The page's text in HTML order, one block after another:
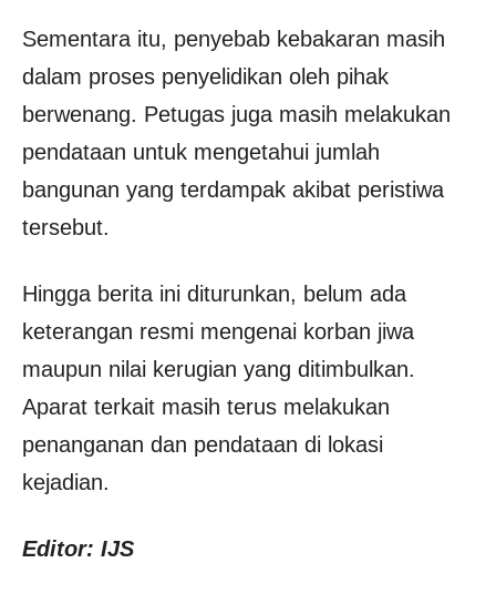
Sementara itu, penyebab kebakaran masih
dalam proses penyelidikan oleh pihak
berwenang. Petugas juga masih melakukan
pendataan untuk mengetahui jumlah
bangunan yang terdampak akibat peristiwa
tersebut.
Hingga berita ini diturunkan, belum ada
keterangan resmi mengenai korban jiwa
maupun nilai kerugian yang ditimbulkan.
Aparat terkait masih terus melakukan
penanganan dan pendataan di lokasi
kejadian.
Editor: IJS